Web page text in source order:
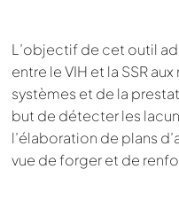
L’objectif de cet outil
entre le VIH et la SSR
systèmes et de la
but de détecter les
l’élaboration de plans
vue de forger et de